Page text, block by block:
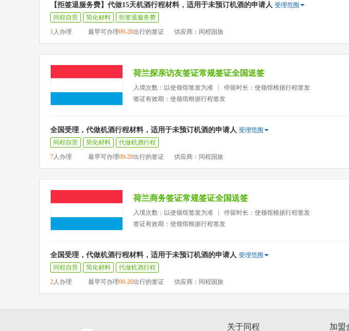
【拒签退服务费】代做15天机酒行程材料，适用于未预订机酒的申请人 受理范围
同程自营
简化材料
拒签退服务费
1人办理 最早可办理09-20出行的签证 供应商：同程国旅
荷兰探亲访友签证常规签证全国送签
入境次数：以使领馆签发为准
停留时长：使领馆根据行程签发
签证有效期：使领馆根据行程签发
全国受理，代做机酒行程材料，适用于未预订机酒的申请人 受理范围
同程自营
简化材料
代做机酒行程
7人办理 最早可办理09-20出行的签证 供应商：同程国旅
荷兰商务签证常规签证全国送签
入境次数：以使领馆签发为准
停留时长：使领馆根据行程签发
签证有效期：使领馆根据行程签发
全国受理，代做机酒行程材料，适用于未预订机酒的申请人 受理范围
同程自营
简化材料
代做机酒行程
2人办理 最早可办理09-20出行的签证 供应商：同程国旅
关于同程 加盟